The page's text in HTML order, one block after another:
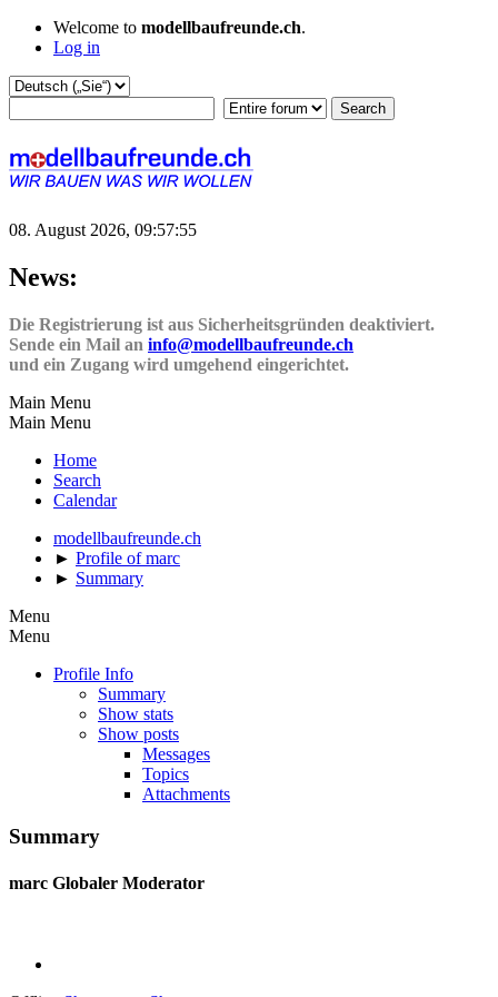
Welcome to modellbaufreunde.ch.
Log in
08. August 2026, 09:57:55
News:
Die Registrierung ist aus Sicherheitsgründen deaktiviert.
Sende ein Mail an info@modellbaufreunde.ch
und ein Zugang wird umgehend eingerichtet.
Main Menu
Main Menu
Home
Search
Calendar
modellbaufreunde.ch
► Profile of marc
► Summary
Menu
Menu
Profile Info
Summary
Show stats
Show posts
Messages
Topics
Attachments
Summary
marc Globaler Moderator